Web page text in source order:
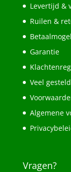
Levertijd &
Ruilen &
Garantie
Veel
Algemene
Vragen?